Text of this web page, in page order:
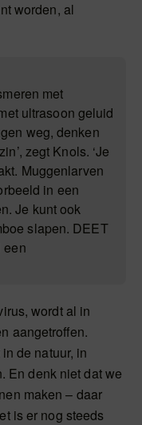
worden, al
met
ultrasoon geluid
weg, denken
zegt Knols. ‘Je
Muggenlarven
in een
Je kunt ook
slapen. DEET
een
wordt al in
aangetroffen.
de natuur, in
En denk niet dat we
maken – daar
is er nog steeds